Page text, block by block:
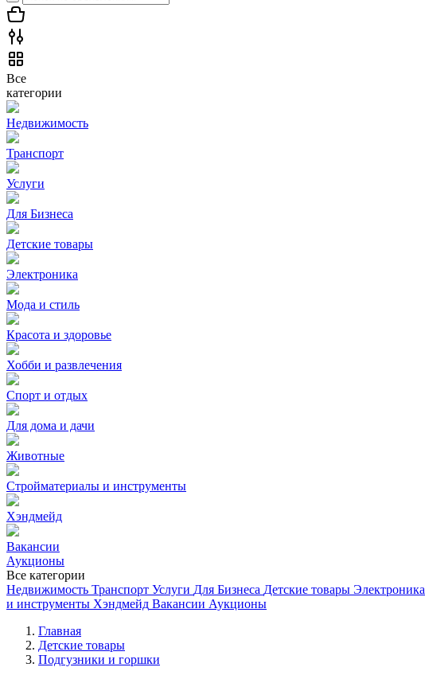
Все
категории
Недвижимость
Транспорт
Услуги
Для Бизнеса
Детские товары
Электроника
Мода и стиль
Красота и здоровье
Хобби и развлечения
Спорт и отдых
Для дома и дачи
Животные
Стройматериалы и инструменты
Хэндмейд
Вакансии
Аукционы
Все категории
Недвижимость Транспорт Услуги Для Бизнеса Детские товары Электроника
и инструменты Хэндмейд Вакансии Аукционы
Главная
Детские товары
Подгузники и горшки